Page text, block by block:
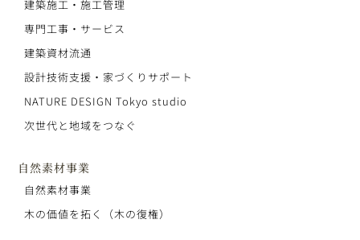
建築施工・施工管理
専門工事・サービス
建築資材流通
設計技術支援・家づくりサポート
NATURE DESIGN Tokyo studio
次世代と地域をつなぐ
自然素材事業
自然素材事業
木の価値を拓く（木の復権）